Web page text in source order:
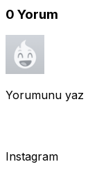
0 Yorum
Yorumunu yaz
Instagram